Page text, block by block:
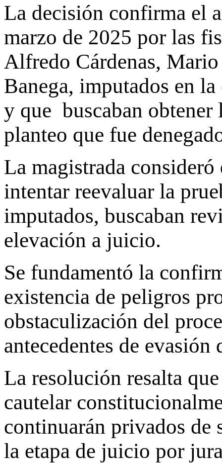
La decisión confirma el
marzo de 2025 por las
Alfredo Cárdenas,
Banega, imputados en
y que buscaban
planteo que fue
La magistrada consideró
intentar reevaluar la
imputados, buscaban
elevación a juicio.
Se fundamentó la
existencia de peligros
obstaculización del
antecedentes de
La resolución resalta
cautelar
continuarán privados de
la etapa de juicio por